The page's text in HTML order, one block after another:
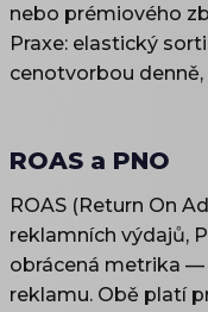
nebo prémiového
Praxe: elastický
cenotvorbou
ROAS a PNO
ROAS (Return On
reklamních výdajů,
obrácená metrika —
reklamu. Obě platí